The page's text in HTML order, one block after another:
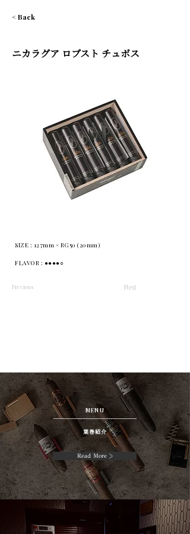
< Back
ニカラグア ロブスト チュボス
SIZE : 127mm × RG50 (20mm)
FLAVOR : ●●●●○
Previous Next
MENU
葉巻紹介
Read More >